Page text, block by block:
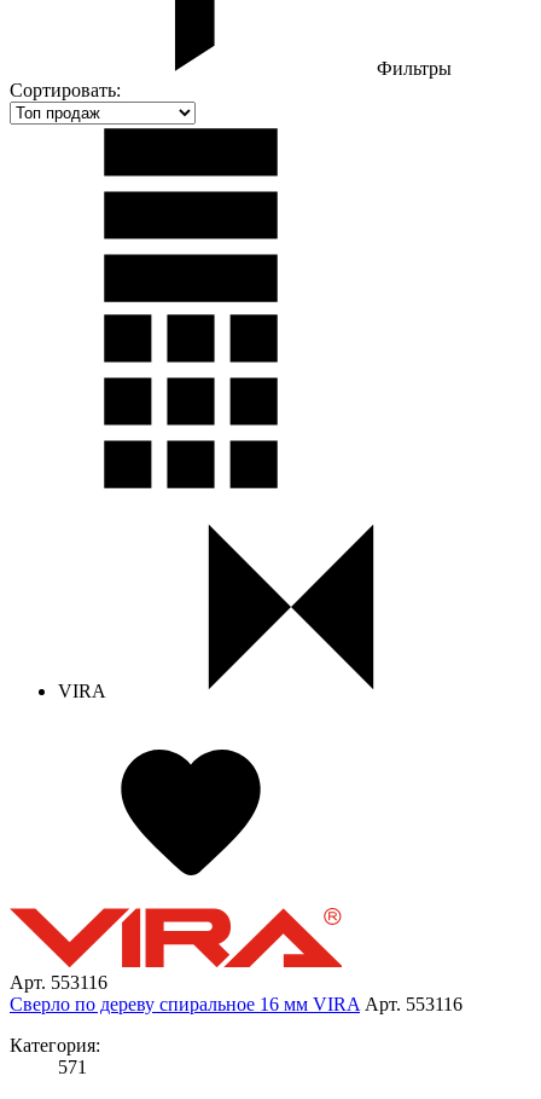
Фильтры
Сортировать:
VIRA
Арт. 553116
Сверло по дереву спиральное 16 мм VIRA Арт. 553116
Категория:
571